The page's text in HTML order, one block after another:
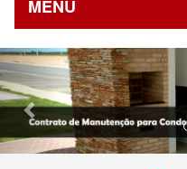
MENU
Previous